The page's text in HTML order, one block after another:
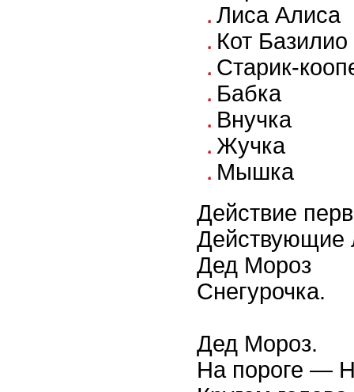
Лиса Алиса
Кот Базилио
Старик-
Бабка
Внучка
Жучка
Мышка
Действие
Действующие
Дед Мороз
Снегурочка.
Дед Мороз.
На пороге —